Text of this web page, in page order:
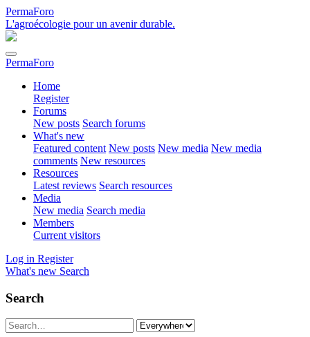
PermaForo
L'agroécologie pour un avenir durable.
PermaForo
Home
Register
Forums
New posts Search forums
What's new
Featured content New posts New media New media
comments New resources
Resources
Latest reviews Search resources
Media
New media Search media
Members
Current visitors
Log in Register
What's new Search
Search